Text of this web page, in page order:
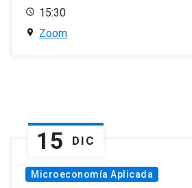
15:30
Zoom
15 DIC
Microeconomía Aplicada